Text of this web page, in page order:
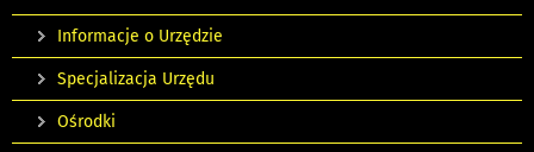
Informacje o Urzędzie
Specjalizacja Urzędu
Ośrodki